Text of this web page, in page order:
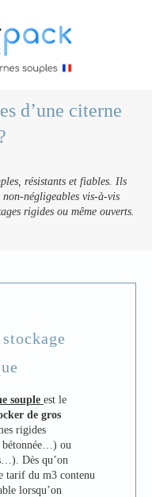
d’une citerne
résistants et fiables. Ils
non-négligeables vis-à-vis
rigides ou même ouverts.
souple est le
de gros
rigides
bétonnée…) ou
Dès qu’on
tarif du m3 contenu
lorsqu’on